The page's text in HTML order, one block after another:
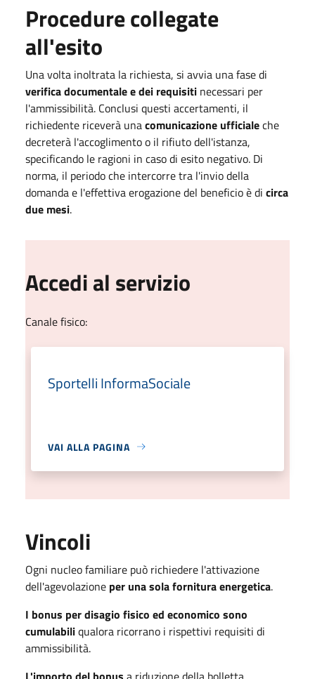
Procedure collegate
all'esito
Una volta inoltrata la richiesta, si avvia una fase di
verifica documentale e dei requisiti necessari per
l'ammissibilità. Conclusi questi accertamenti, il
richiedente riceverà unacomunicazione ufficialeche
decreterà l'accoglimento o il rifiuto dell'istanza,
specificando le ragioni in caso di esito negativo. Di
norma, il periodo che intercorre tra l'invio della
domanda e l'effettiva erogazione del beneficio è di circa
due mesi.
Accedi al servizio
Canale fisico:
Sportelli InformaSociale
VAI ALLA PAGINA
Vincoli
Ogni nucleo familiare può richiedere l'attivazione
dell'agevolazione per una sola fornitura energetica.
I bonus per disagio fisico ed economico sono
cumulabiliqualora ricorrano i rispettivi requisiti di
ammissibilità.